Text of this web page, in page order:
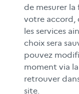
MÉDIAS SCOLAIRES
FAMILLES
Le CLEMI
En académies
À l'international
CLEMI sup
de mesurer
votre accord,
les services
choix sera
pouvez
moment via
retrouver
site.